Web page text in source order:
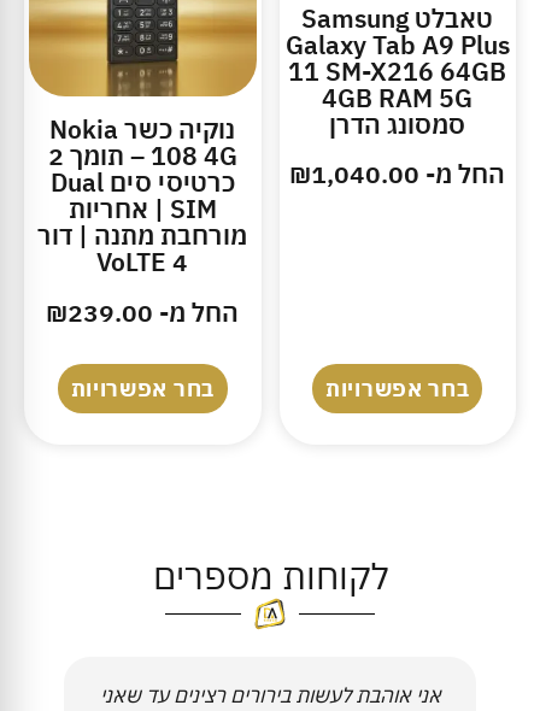
טאבלט Samsung
Galaxy Tab A9 Plus
11 SM-X216 64GB
4GB RAM 5G
סמסונג הדרן
החל מ-
₪1,040.00
בחר אפשרויות
נוקיה כשר Nokia
108 4G – תומך 2
כרטיסי סים Dual
SIM | אחריות
מורחבת מתנה | דור
4 VoLTE
החל מ-
₪239.00
בחר אפשרויות
לקוחות מספרים
אני אוהבת לעשות בירורים רצינים עד שאני